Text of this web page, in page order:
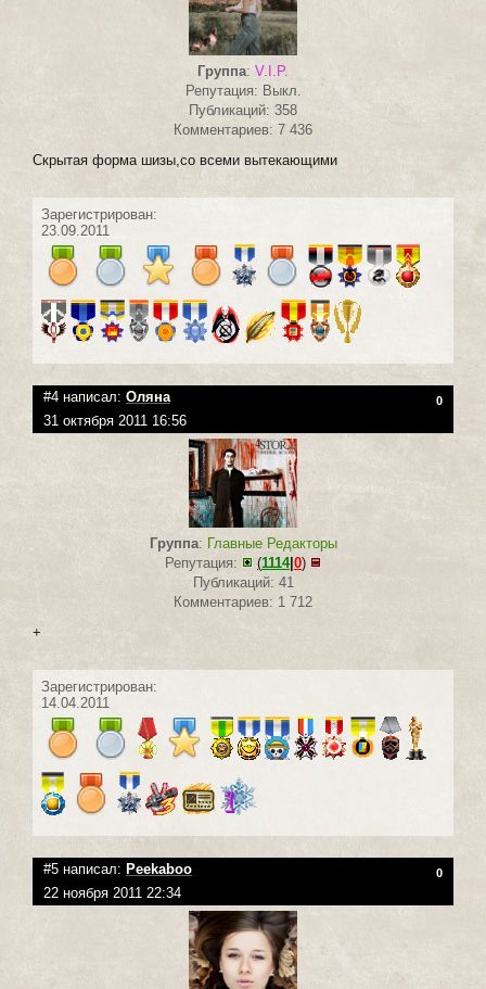
Группа: V.I.P.
Репутация: Выкл.
Публикаций: 358
Комментариев: 7 436
Скрытая форма шизы,со всеми вытекающими
Зарегистрирован:
23.09.2011
#4 написал: Оляна 0
31 октября 2011 16:56
Группа: Главные Редакторы
Репутация:
(1114| 0)
Публикаций: 41
Комментариев: 1 712
+
Зарегистрирован:
14.04.2011
#5 написал: Peekaboo 0
22 ноября 2011 22:34